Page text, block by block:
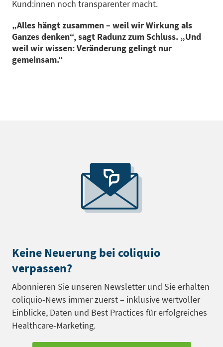
Kund:innen noch transparenter macht.
„Alles hängt zusammen – weil wir Wirkung als
Ganzes denken“, sagt Radunz zum Schluss. „Und
weil wir wissen: Veränderung gelingt nur
gemeinsam.“
Keine Neuerung bei coliquio
verpassen?
Abonnieren Sie unseren Newsletter und Sie erhalten
coliquio-News immer zuerst – inklusive wertvoller
Einblicke, Daten und Best Practices für erfolgreiches
Healthcare-Marketing.